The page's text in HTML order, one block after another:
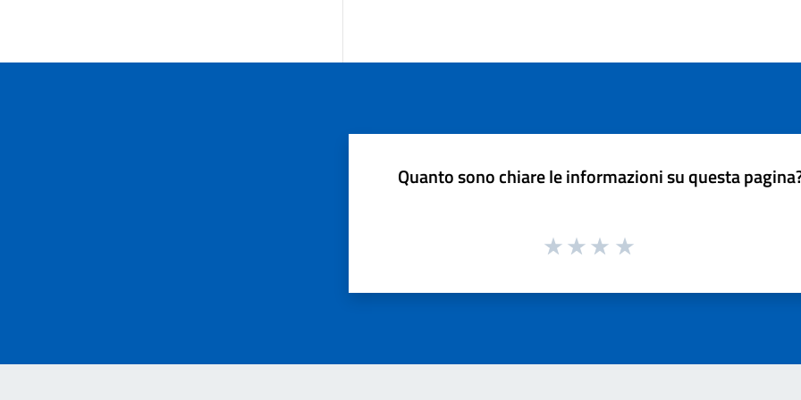
Quanto sono chiare le informazioni su questa